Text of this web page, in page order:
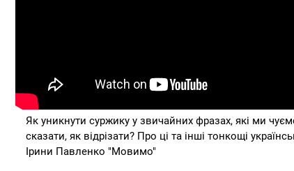
Як уникнути суржику у звичайних фразах, які ми
сказати, як відрізати? Про ці та інші тонкощі
Ірини Павленко "Мовимо"